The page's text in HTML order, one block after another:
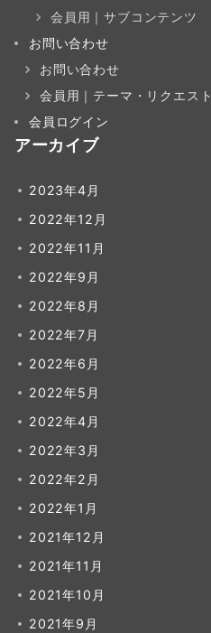
会員用｜サブコンテンツ
お問い合わせ
お問い合わせ
会員用｜テーマ・リクエスト
会員ログイン
アーカイブ
2023年4月
2022年12月
2022年11月
2022年9月
2022年8月
2022年7月
2022年6月
2022年5月
2022年4月
2022年3月
2022年2月
2022年1月
2021年12月
2021年11月
2021年10月
2021年9月